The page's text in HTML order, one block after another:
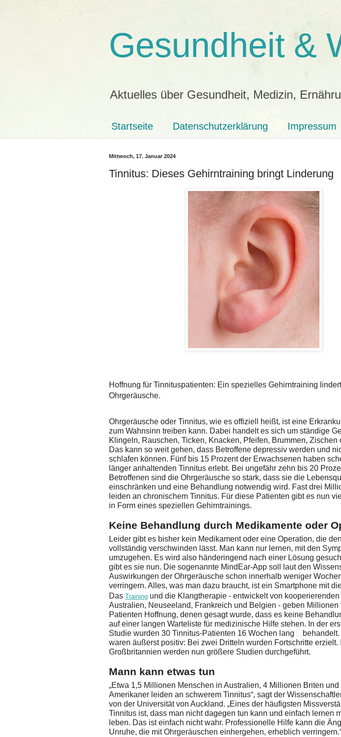
Gesundheit &
Aktuelles über Gesundheit, Medizin,
Startseite Datenschutzerklärung Impressum
Mittwoch, 17. Januar 2024
Tinnitus: Dieses Gehirntraining bringt Linderung
Hoffnung für Tinnituspatienten: Ein spezielles Gehirntraining
Ohrgeräusche.
Ohrgeräusche oder Tinnitus, wie es offiziell heißt, ist eine
zum Wahnsinn treiben kann. Dabei handelt es sich um ständige
Klingeln, Rauschen, Ticken, Knacken, Pfeifen, Brummen, Zischen
Das kann so weit gehen, dass Betroffene depressiv werden und
schlafen können. Fünf bis 15 Prozent der Erwachsenen haben
länger anhaltenden Tinnitus erlebt. Bei ungefähr zehn bis 20
Betroffenen sind die Ohrgeräusche so stark, dass sie die
einschränken und eine Behandlung notwendig wird. Fast drei
leiden an chronischem Tinnitus. Für diese Patienten gibt es nun
in Form eines speziellen Gehirntrainings.
Keine Behandlung durch Medikamente oder
Leider gibt es bisher kein Medikament oder eine Operation, die
vollständig verschwinden lässt. Man kann nur lernen, mit den
umzugehen. Es wird also händeringend nach einer Lösung
gibt es sie nun. Die sogenannte MindEar-App soll laut den
Auswirkungen der Ohrgeräusche schon innerhalb weniger
verringern. Alles, was man dazu braucht, ist ein Smartphone mit
Das Training und die Klangtherapie - entwickelt von
Australien, Neuseeland, Frankreich und Belgien - geben Millionen
Patienten Hoffnung, denen gesagt wurde, dass es keine
auf einer langen Warteliste für medizinische Hilfe stehen. In der
Studie wurden 30 Tinnitus-Patienten 16 Wochen lang
waren äußerst positiv: Bei zwei Dritteln wurden Fortschritte erzielt.
Großbritannien werden nun größere Studien durchgeführt.
Mann kann etwas tun
„Etwa 1,5 Millionen Menschen in Australien, 4 Millionen Briten
Amerikaner leiden an schwerem Tinnitus“, sagt der
von der Universität von Auckland. „Eines der häufigsten
Tinnitus ist, dass man nicht dagegen tun kann und einfach lernen
leben. Das ist einfach nicht wahr. Professionelle Hilfe kann die
Unruhe, die mit Ohrgeräuschen einhergehen, erheblich